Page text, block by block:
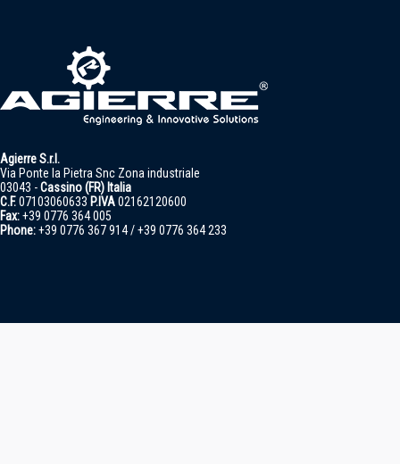
Agierre S.r.l.
Via Ponte la Pietra Snc Zona industriale
03043 -Cassino (FR) Italia
C.F.07103060633 P.IVA02162120600
Fax:+39 0776 364 005
Phone:+39 0776 367 914 / +39 0776 364 233